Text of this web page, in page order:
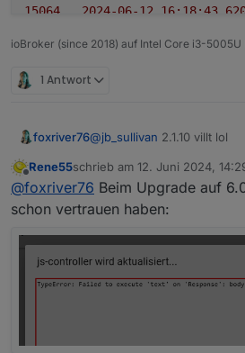
15064
rflink.0
ioBroker (since 2018) auf Intel Core i3-5005U
1 Antwort
foxriver76@jb_sullivan 2.1.10 villt lol
Offline
Rene55schrieb am 12. Juni 2024,
zuletzt editiert von
@foxriver76 Beim Upgrade auf
schon vertrauen haben: